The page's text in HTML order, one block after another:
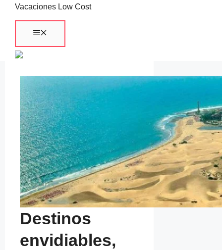
Saltar
contenido
Vacaciones Low Cost
Destinos
envidiables,